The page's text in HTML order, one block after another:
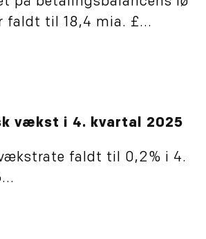
faldt til 18,4 mia. £...
vækst i 4. kvartal 2025
faldt til 0,2% i 4.